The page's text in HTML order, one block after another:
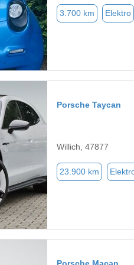
3.700 km Elektro
Porsche Taycan
Willich, 47877
23.900 km